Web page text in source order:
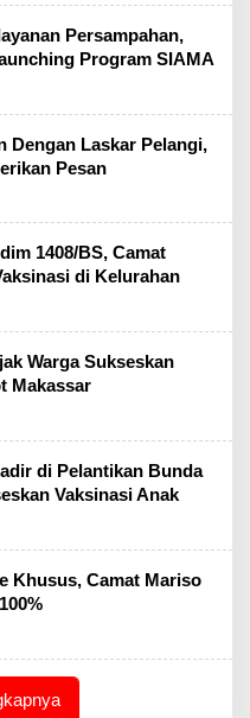
Persampahan,
Program SIAMA
Dengan Laskar Pelangi,
Pesan
1408/BS, Camat
di Kelurahan
Warga Sukseskan
Makassar
di Pelantikan Bunda
Vaksinasi Anak
Khusus, Camat Mariso